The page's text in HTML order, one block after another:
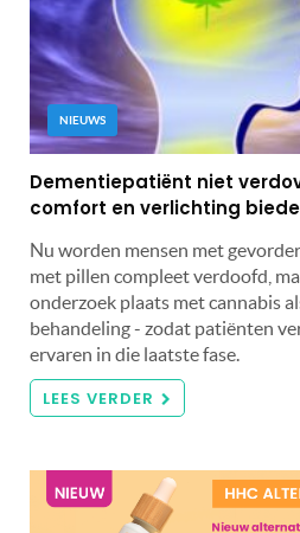
NIEUWS
Dementiepatiënt niet
comfort en verlichting
Nu worden mensen met
met pillen compleet verdoofd,
onderzoek plaats met cannabis
behandeling - zodat patiënten
ervaren in die laatste fase.
LEES VERDER